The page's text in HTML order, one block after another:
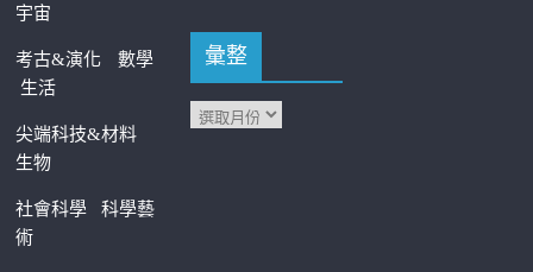
宇宙
考古&演化
數學
生活
尖端科技&材料
生物
社會科學科學藝
術
彙整